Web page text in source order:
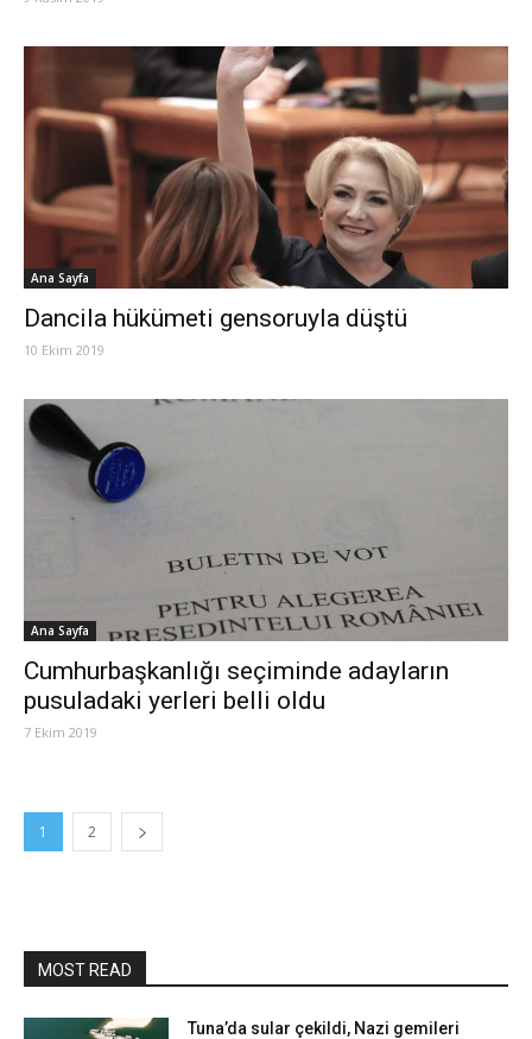
Ana Sayfa
Dancila hükümeti gensoruyla düştü
10 Ekim 2019
Ana Sayfa
Cumhurbaşkanlığı seçiminde adayların
pusuladaki yerleri belli oldu
7 Ekim 2019
1 2
MOST READ
Tuna’da sular çekildi, Nazi gemileri